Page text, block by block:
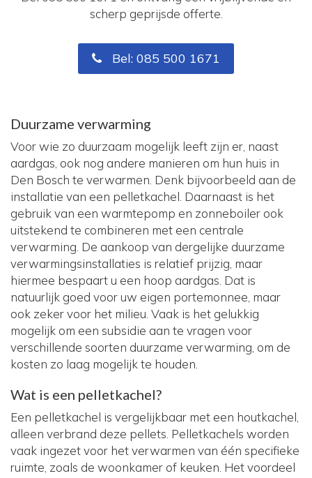
scherp geprijsde offerte.
Bel: 085 500 1671
Duurzame verwarming
Voor wie zo duurzaam mogelijk leeft zijn er, naast
aardgas, ook nog andere manieren om hun huis in
Den Bosch te verwarmen. Denk bijvoorbeeld aan de
installatie van een pelletkachel. Daarnaast is het
gebruik van een warmtepomp en zonneboiler ook
uitstekend te combineren met een centrale
verwarming. De aankoop van dergelijke duurzame
verwarmingsinstallaties is relatief prijzig, maar
hiermee bespaart u een hoop aardgas. Dat is
natuurlijk goed voor uw eigen portemonnee, maar
ook zeker voor het milieu. Vaak is het gelukkig
mogelijk om een subsidie aan te vragen voor
verschillende soorten duurzame verwarming, om de
kosten zo laag mogelijk te houden.
Wat is een pelletkachel?
Een pelletkachel is vergelijkbaar met een houtkachel,
alleen verbrand deze pellets. Pelletkachels worden
vaak ingezet voor het verwarmen van één specifieke
ruimte, zoals de woonkamer of keuken. Het voordeel